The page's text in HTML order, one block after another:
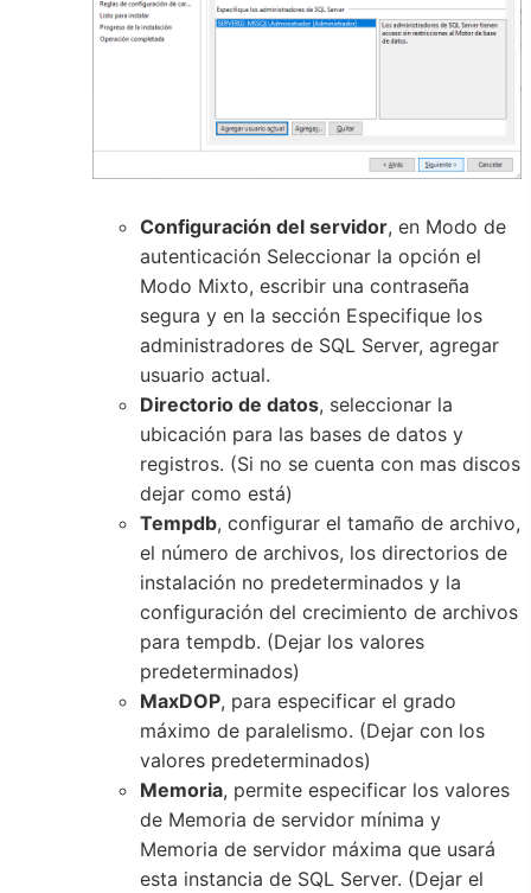
Configuración del servidor, en Modo de
autenticación Seleccionar la opción el
Modo Mixto, escribir una contraseña
segura y en la sección Especifique los
administradores de SQL Server, agregar
usuario actual.
Directorio de datos, seleccionar la
ubicación para las bases de datos y
registros. (Si no se cuenta con mas discos
dejar como está)
Tempdb, configurar el tamaño de archivo,
el número de archivos, los directorios de
instalación no predeterminados y la
configuración del crecimiento de archivos
para tempdb. (Dejar los valores
predeterminados)
MaxDOP, para especificar el grado
máximo de paralelismo. (Dejar con los
valores predeterminados)
Memoria, permite especificar los valores
de Memoria de servidor mínima y
Memoria de servidor máxima que usará
esta instancia de SQL Server. (Dejar el